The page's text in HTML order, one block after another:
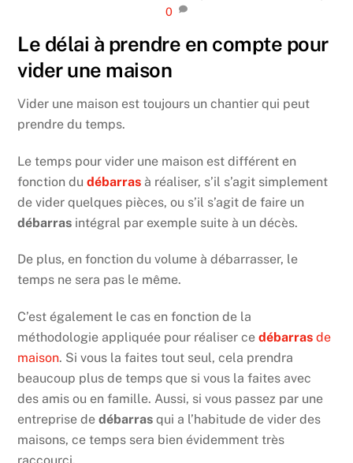
0
Le délai à prendre en compte pour
vider une maison
Vider une maison est toujours un chantier qui peut
prendre du temps.
Le temps pour vider une maison est différent en
fonction dudébarras à réaliser, s’il s’agit simplement
de vider quelques pièces, ou s’il s’agit de faire un
débarras intégral par exemple suite à un décès.
De plus, en fonction du volume à débarrasser, le
temps ne sera pas le même.
C’est également le cas en fonction de la
méthodologie appliquée pour réaliser cedébarras de
maison. Si vous la faites tout seul, cela prendra
beaucoup plus de temps que si vous la faites avec
des amis ou en famille. Aussi, si vous passez par une
entreprise dedébarras qui a l’habitude de vider des
maisons, ce temps sera bien évidemment très